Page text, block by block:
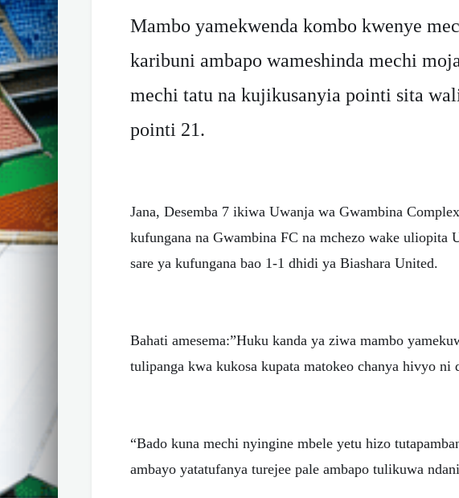
Mambo yamekwenda kombo kwenye
karibuni ambapo wameshinda mechi
mechi tatu na kujikusanyia pointi sita
pointi 21.
Jana, Desemba 7 ikiwa Uwanja wa Gwambina
kufungana na Gwambina FC na mchezo wake uliopita
sare ya kufungana bao 1-1 dhidi ya Biashara United.
Bahati amesema:”Huku kanda ya ziwa mambo
tulipanga kwa kukosa kupata matokeo chanya hivyo ni
“Bado kuna mechi nyingine mbele yetu hizo
ambayo yatatufanya turejee pale ambapo tulikuwa